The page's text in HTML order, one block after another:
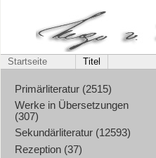
Startseite Titel
Primärliteratur (2515)
Werke in Übersetzungen
(307)
Sekundärliteratur (12593)
Rezeption (37)